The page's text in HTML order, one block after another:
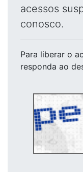
acessos
conosco.
Para liberar o
responda ao